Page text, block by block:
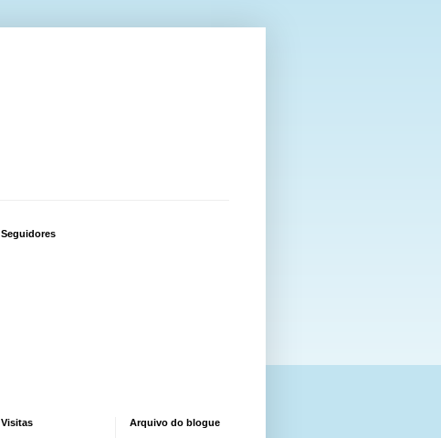
Seguidores
Visitas Arquivo do blogue